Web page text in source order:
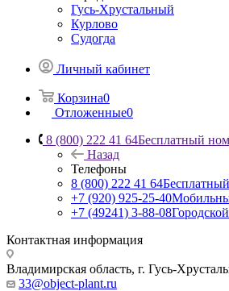
Гусь-Хрустальный
Курлово
Судогда
Личный кабинет
Корзина0
Отложенные0
8 (800) 222 41 64Бесплатный
Назад
Телефоны
8 (800) 222 41 64
+7 (920) 925-25-40
+7 (49241) 3-88-08
Контактная информация
Владимирская область, г. Гусь-
33@object-plant.ru